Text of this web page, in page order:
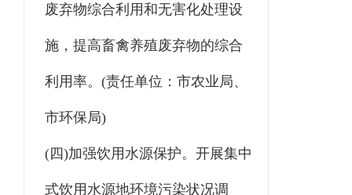
废弃物综合利用和无害化处理设
施，提高畜禽养殖废弃物的综合
利用率。(责任单位：市农业局、
市环保局)
(四)加强饮用水源保护。开展集中
式饮用水源地环境污染状况调